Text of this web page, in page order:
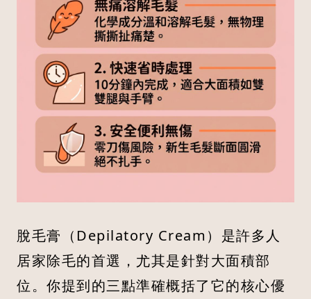
脫毛膏（Depilatory Cream）是許多人
居家除毛的首選，尤其是針對大面積部
位。你提到的三點準確概括了它的核心優